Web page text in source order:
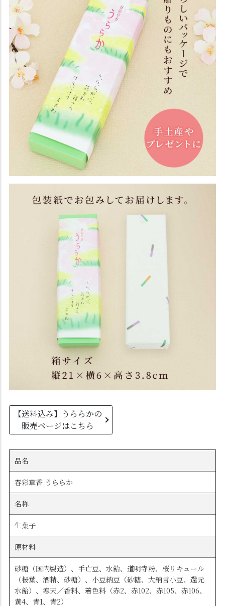
【送料込み】うららかの
販売ページはこちら
品名
春彩草香 うららか
名称
生菓子
原材料
砂糖（国内製造）、手亡豆、水飴、道明寺粉、桜リキュール
（桜葉、酒精、砂糖）、小豆納豆（砂糖、大納言小豆、還元
水飴）、寒天／香料、着色料（赤2、赤102、赤105、赤106、
黄4、青1、青2）